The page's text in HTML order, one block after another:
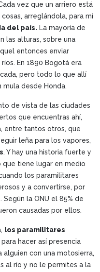
vez que un arriero está
arreglándola, para mí
del país. La mayoría de
las alturas, sobre una
entonces enviar
En 1890 Bogotá era
pero todo lo que allí
desde Honda.
de vista de las ciudades
que encuentras ahí,
entre tantos otros, que
leña para los vapores,
. Y hay una historia fuerte y
que tiene lugar en medio
los paramilitares
y a convertirse, por
la ONU el 85% de
causadas por ellos.
los paramilitares
para hacer así presencia
con una motosierra,
al río y no le permites a la